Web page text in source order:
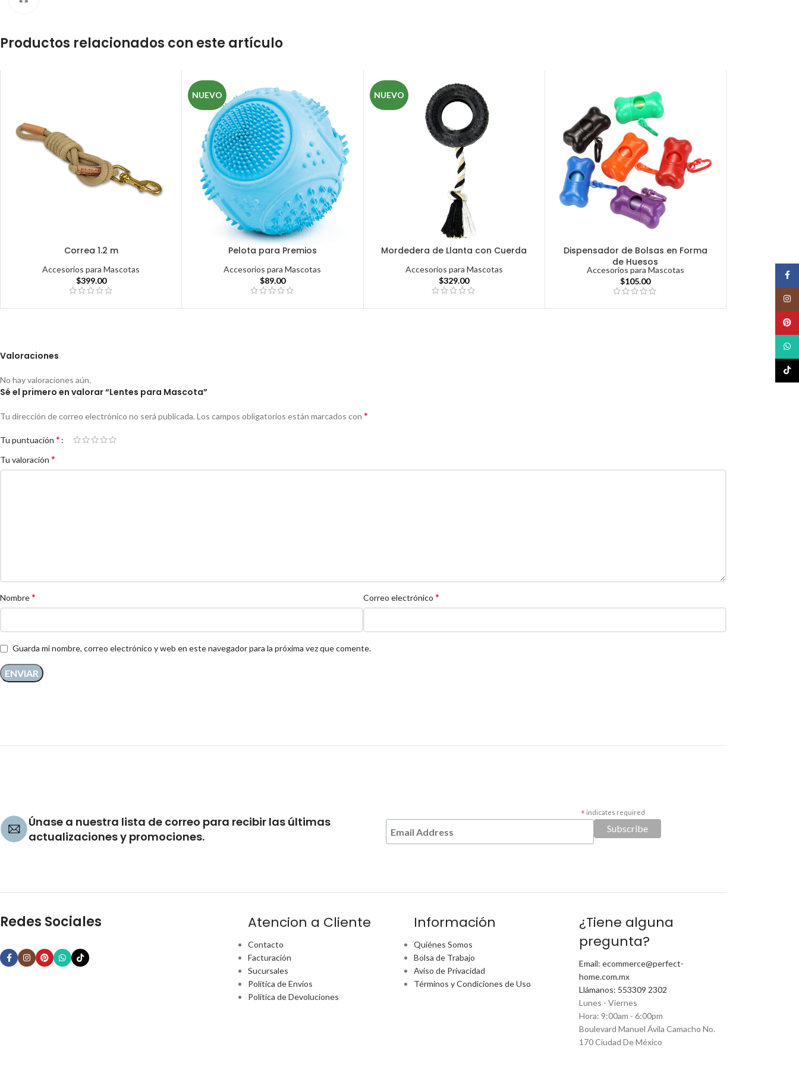
Productos relacionados con este artículo
Correa 1.2 m
Accesorios para Mascotas
$399.00
NUEVO
Pelota para Premios
Accesorios para Mascotas
$89.00
NUEVO
Mordedera de Llanta con Cuerda
Accesorios para Mascotas
$329.00
Dispensador de Bolsas en Forma
de Huesos
Accesorios para Mascotas
$105.00
Valoraciones
No hay valoraciones aún.
Sé el primero en valorar “Lentes para Mascota”
Tu dirección de correo electrónico no será publicada. Los campos obligatorios están marcados con *
Tu puntuación *
Tu valoración *
Nombre* Correo electrónico *
Guarda mi nombre, correo electrónico y web en este navegador para la próxima vez que comente.
Únase a nuestra lista de correo para recibir las últimas
actualizaciones y promociones.
* indicates required
Redes Sociales Atencion a Cliente
Contacto
Facturación
Sucursales
Política de Envíos
Política de Devoluciones
Información
Quiénes Somos
Bolsa de Trabajo
Aviso de Privacidad
Términos y Condiciones de Uso
¿Tiene alguna
pregunta?
Email: ecommerce@perfect-
home.com.mx
Llámanos: 553309 2302
Lunes - Viernes
Hora: 9:00am - 6:00pm
Boulevard Manuel Ávila Camacho No.
170 Ciudad De México